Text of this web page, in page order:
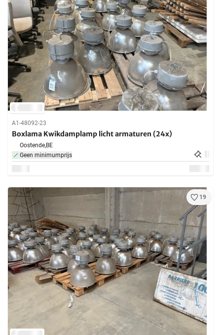
A1-48092-23
Boxlama Kwikdamplamp licht armaturen (24x)
Oostende,BE
Geen minimumprijs
19